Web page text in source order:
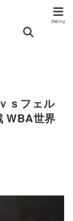
ｓフェル
WBA世界